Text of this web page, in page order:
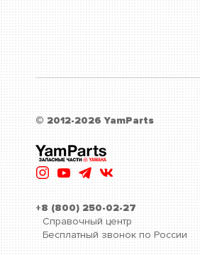
© 2012-2026 YamParts
+8 (800) 250-02-27
Справочный центр
Бесплатный звонок по России